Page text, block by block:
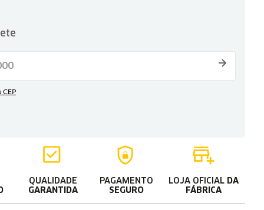
QUALIDADE
GARANTIDA
PAGAMENTO
SEGURO
LOJA OFICIAL DA
FÁBRICA